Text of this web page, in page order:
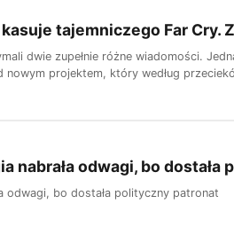
tajemniczego Far Cry.
dwie zupełnie różne wiadomości.
nowym projektem, który według
nabrała odwagi, bo
odwagi, bo dostała polityczny patronat